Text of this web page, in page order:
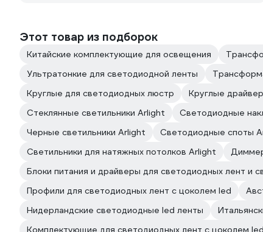
Этот товар из подборок
Китайские комплектующие для освещения
Ультратонкие для светодиодной ленты
Круглые для светодиодных люстр
Круглые
Стеклянные светильники Arlight
Светодиодные
Черные светильники Arlight
Светодиодные споты
Светильники для натяжных потолков Arlight
Блоки питания и драйверы для светодиодных лент и
Профили для светодиодных лент с цоколем led
Нидерландские светодиодные led ленты
Комплектующие для светодиодных лент с цоколем led